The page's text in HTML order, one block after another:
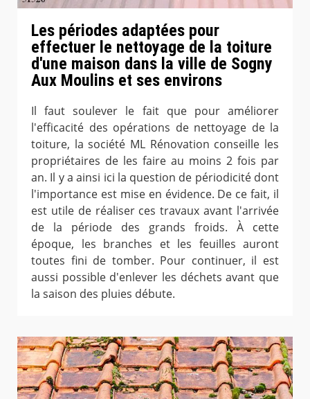
Les périodes adaptées pour
effectuer le nettoyage de la toiture
d'une maison dans la ville de Sogny
Aux Moulins et ses environs
Il faut soulever le fait que pour améliorer
l'efficacité des opérations de nettoyage de la
toiture, la société ML Rénovation conseille les
propriétaires de les faire au moins 2 fois par
an. Il y a ainsi ici la question de périodicité dont
l'importance est mise en évidence. De ce fait, il
est utile de réaliser ces travaux avant l'arrivée
de la période des grands froids. À cette
époque, les branches et les feuilles auront
toutes fini de tomber. Pour continuer, il est
aussi possible d'enlever les déchets avant que
la saison des pluies débute.